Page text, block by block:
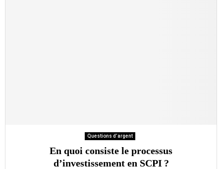
Questions d’argent
En quoi consiste le processus
d’investissement en SCPI ?